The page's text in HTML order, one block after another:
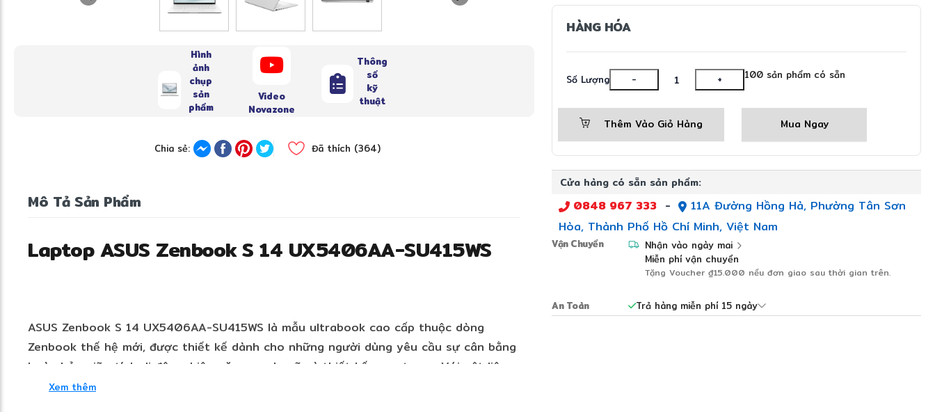
Hình
ảnh
chụp
sản
phẩm
Video
Novazone
Thông
số
kỹ
thuật
Chia sẻ: Đã thích (364)
Mô Tả Sản Phẩm
Laptop ASUS Zenbook S 14 UX5406AA-SU415WS
ASUS Zenbook S 14 UX5406AA-SU415WS là mẫu ultrabook cao cấp thuộc dòng
Zenbook thế hệ mới, được thiết kế dành cho những người dùng yêu cầu sự cân bằng
hoàn hảo giữa tính di động, hiệu năng mạnh mẽ và thiết kế sang trọng. Với vật liệu
Ceraluminum độc quyền, bộ vi xử lý Intel Core Ultra 9 tích hợp AI, màn hình OLED 3K
Xem thêm
HÀNG HÓA
Số Lượng - + 100 sản phẩm có sẵn
Thêm Vào Giỏ Hàng Mua Ngay
Cửa hàng có sẵn sản phẩm:
0848 967 333 -
11A Đường Hồng Hà, Phường Tân Sơn
Hòa, Thành Phố Hồ Chí Minh, Việt Nam
Vận Chuyển
Nhận vào ngày mai
Miễn phí vận chuyển
Tặng Voucher₫15.000 nếu đơn giao sau thời gian trên.
An Toàn Trả hàng miễn phí 15 ngày